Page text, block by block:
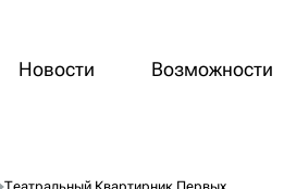
Новости Возможности